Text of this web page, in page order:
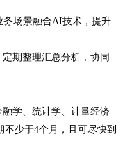
场景融合AI技术，提升
期整理汇总分析，协同
学、统计学、计量经济
少于4个月，且可尽快到